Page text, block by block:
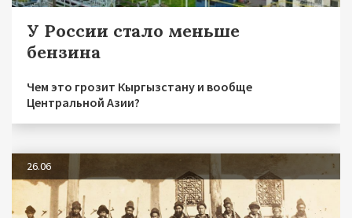
У России стало меньше
бензина
Чем это грозит Кыргызстану и вообще
Центральной Азии?
26.06